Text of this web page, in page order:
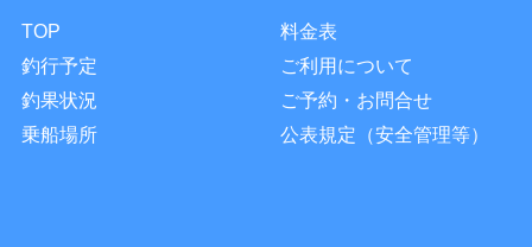
TOP
釣行予定
釣果状況
乗船場所
料金表
ご利用について
ご予約・お問合せ
公表規定（安全管理等）